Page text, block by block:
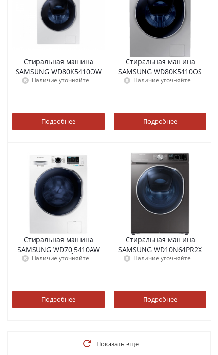
Стиральная машина
SAMSUNG WD80K5410OW
Наличие уточняйте
Подробнее
Стиральная машина
SAMSUNG WD80K5410OS
Наличие уточняйте
Подробнее
Стиральная машина
SAMSUNG WD70J5410AW
Наличие уточняйте
Подробнее
Стиральная машина
SAMSUNG WD10N64PR2X
Наличие уточняйте
Подробнее
Показать еще